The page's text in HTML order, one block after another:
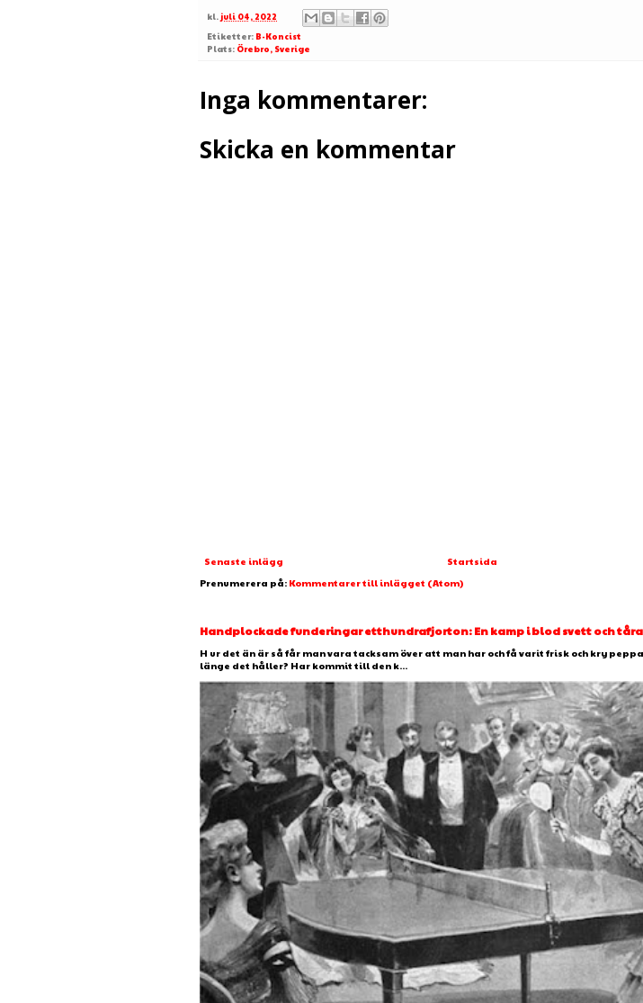
kl. juli 04, 2022
Etiketter: B-Koncist
Plats: Örebro, Sverige
Inga kommentarer:
Skicka en kommentar
Senaste inlägg
Startsida
Prenumerera på: Kommentarer till inlägget (Atom)
Handplockade funderingar etthundrafjorton: En kamp i blod svett och
H ur det än är så får man vara tacksam över att man har och få varit frisk och kry
länge det håller? Har kommit till den k...